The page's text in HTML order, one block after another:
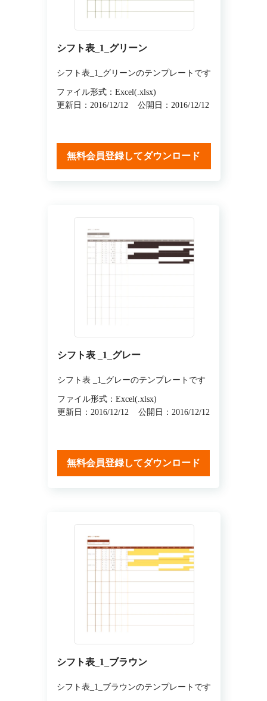
シフト表_1_グリーン
シフト表_1_グリーンのテンプレートです
ファイル形式：Excel(.xlsx)
更新日：2016/12/12
公開日：2016/12/12
無料会員登録してダウンロード
シフト表 _1_グレー
シフト表 _1_グレーのテンプレートです
ファイル形式：Excel(.xlsx)
更新日：2016/12/12
公開日：2016/12/12
無料会員登録してダウンロード
シフト表_1_ブラウン
シフト表_1_ブラウンのテンプレートです